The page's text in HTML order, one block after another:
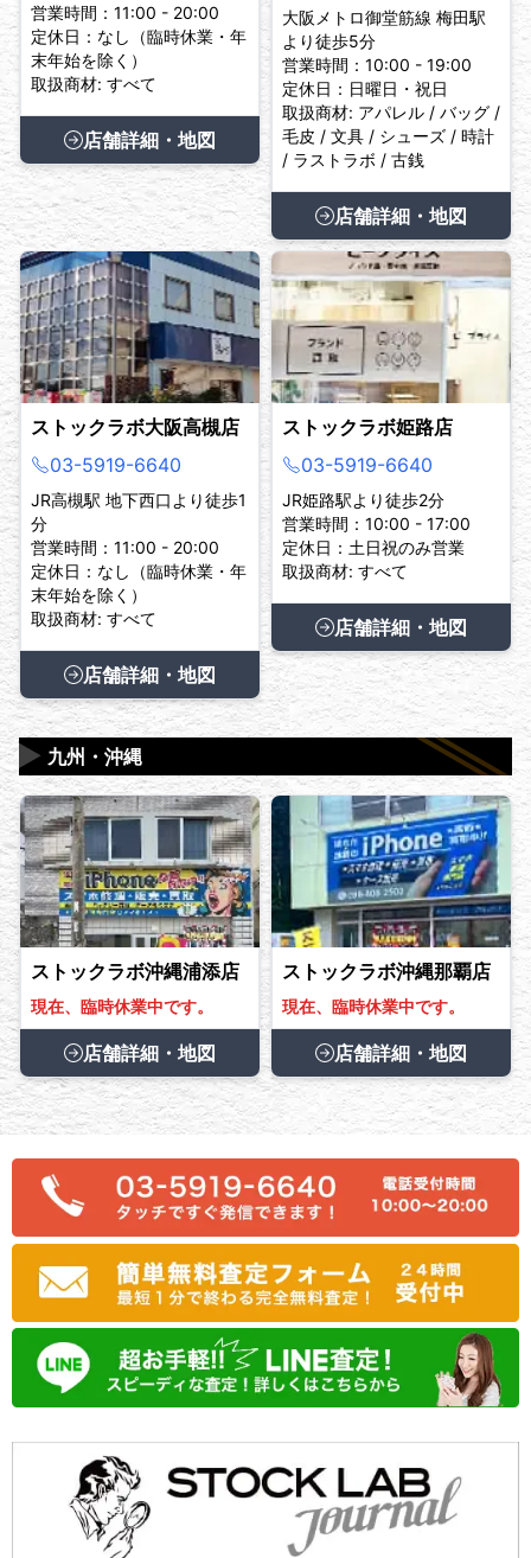
営業時間：11:00 - 20:00
定休日：なし（臨時休業・年
末年始を除く）
取扱商材: すべて
店舗詳細・地図
大阪メトロ御堂筋線 梅田駅
より徒歩5分
営業時間：10:00 - 19:00
定休日：日曜日・祝日
取扱商材: アパレル / バッグ /
毛皮 / 文具 / シューズ / 時計
/ ラストラボ / 古銭
店舗詳細・地図
ストックラボ大阪高槻店
03-5919-6640
JR高槻駅 地下西口より徒歩1
分
営業時間：11:00 - 20:00
定休日：なし（臨時休業・年
末年始を除く）
取扱商材: すべて
店舗詳細・地図
ストックラボ姫路店
03-5919-6640
JR姫路駅より徒歩2分
営業時間：10:00 - 17:00
定休日：土日祝のみ営業
取扱商材: すべて
店舗詳細・地図
九州・沖縄
▶
ストックラボ沖縄浦添店
現在、臨時休業中です。
店舗詳細・地図
ストックラボ沖縄那覇店
現在、臨時休業中です。
店舗詳細・地図